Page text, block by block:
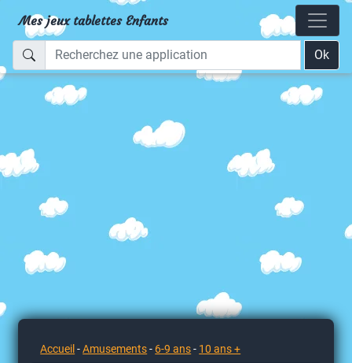
Mes jeux tablettes Enfants
Ok
Accueil -Amusements- 6-9 ans- 10 ans +